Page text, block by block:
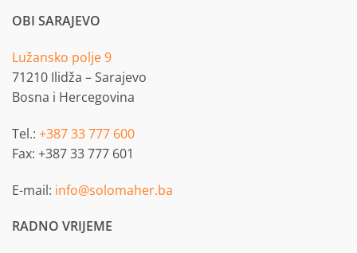
OBI SARAJEVO
Lužansko polje 9
71210 Ilidža – Sarajevo
Bosna i Hercegovina
Tel.: +387 33 777 600
Fax: +387 33 777 601
E-mail: info@solomaher.ba
RADNO VRIJEME